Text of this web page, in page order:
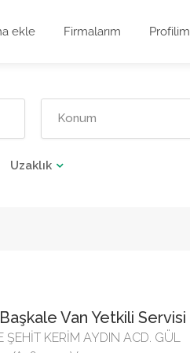
ekle Firmalarım Profilim
Uzaklık
Van Yetkili Servisi
ŞEHİT KERİM AYDIN ACD. GÜL